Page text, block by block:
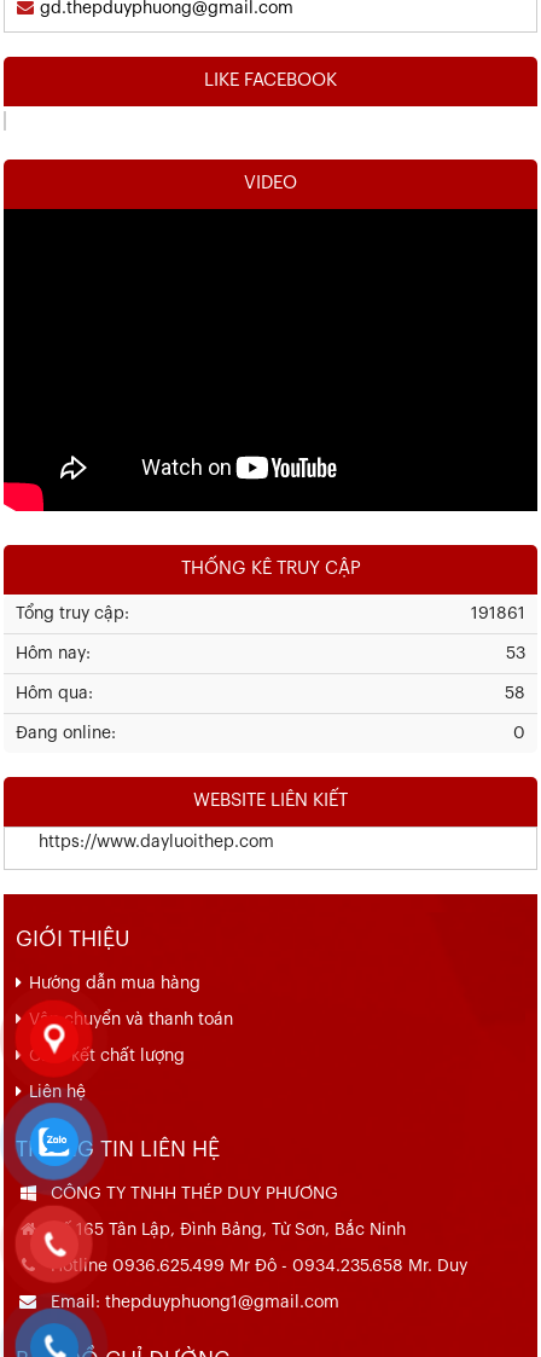
gd.thepduyphuong@gmail.com
LIKE FACEBOOK
VIDEO
THỐNG KÊ TRUY CẬP
191861
Tổng truy cập:
53
Hôm nay:
58
Hôm qua:
0
Đang online:
WEBSITE LIÊN KIẾT
https://www.dayluoithep.com
GIỚI THIỆU
Hướng dẫn mua hàng
Vận chuyển và thanh toán
Cam kết chất lượng
Liên hệ
THÔNG TIN LIÊN HỆ
CÔNG TY TNHH THÉP DUY PHƯƠNG
Số 165 Tân Lập, Đình Bảng, Từ Sơn, Bắc Ninh
Hotline 0936.625.499 Mr Đô - 0934.235.658 Mr. Duy
Email: thepduyphuong1@gmail.com